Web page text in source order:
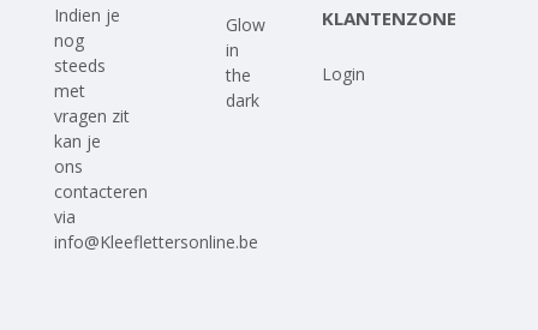
Indien je
nog
steeds
met
vragen zit
kan je
ons
contacteren
via
info@Kleeflettersonline.be
Glow
in
the
dark
KLANTENZONE
Login